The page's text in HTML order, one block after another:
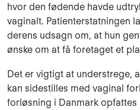
hvor den fødende havde
vaginalt. Patienterstatningen
derens udsagn om, at hun
ønske om at få foretaget et
Det er vigtigt at understrege,
kan sidestilles med vaginal
forløsning i Danmark